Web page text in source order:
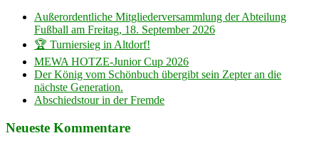
Außerordentliche Mitgliederversammlung der Abteilung
Fußball am Freitag, 18. September 2026
🏆 Turniersieg in Altdorf!
MEWA HOTZE-Junior Cup 2026
Der König vom Schönbuch übergibt sein Zepter an die
nächste Generation.
Abschiedstour in der Fremde
Neueste Kommentare